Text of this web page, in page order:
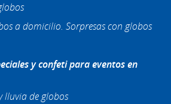
a domicilio. Sorpresas con globos
y confeti para eventos en
lluvia de globos